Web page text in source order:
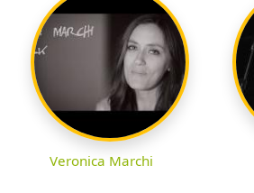
Veronica Marchi